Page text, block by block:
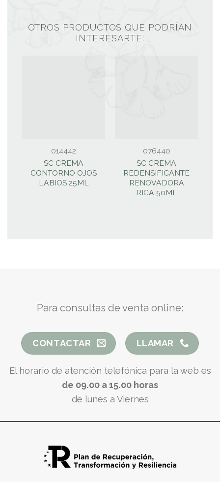
OTROS PRODUCTOS QUE PODRÍAN
INTERESARTE:
014442
SC CREMA
CONTORNO OJOS
LABIOS 25ML
076440
SC CREMA
REDENSIFICANTE
RENOVADORA
RICA 50ML
Para consultas de venta online:
CONTACTAR LLAMAR
El horario de atención telefónica para la web es
de 09.00 a 15.00 horas
de lunes a Viernes